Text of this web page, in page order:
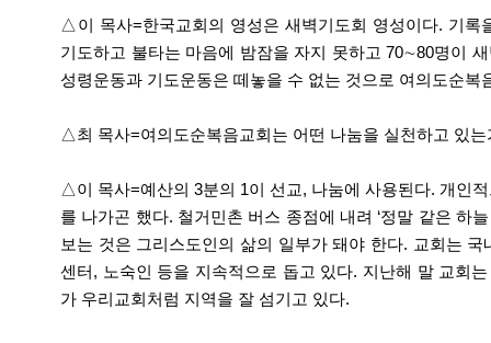
△이 목사=한국교회의 영성은 새벽기도회 영성이다. 기록
기도하고 불타는 마음에 밤잠을 자지 못하고 70∼80명이
성령운동과 기도운동은 떼놓을 수 없는 것으로 여의도순
△최 목사=여의도순복음교회는 어떤 나눔을 실천하고 있는
△이 목사=예산의 3분의 1이 선교, 나눔에 사용된다. 개인
를 나가곤 했다. 철거민촌 버스 종점에 내려 ‘정말 같은 하
보는 것은 그리스도인의 삶의 일부가 돼야 한다. 교회는
센터, 노숙인 등을 지속적으로 돕고 있다. 지난해 말 교회
가 우리교회처럼 지역을 잘 섬기고 있다.